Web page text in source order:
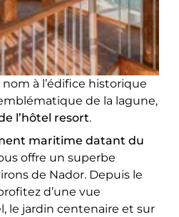
à l’édifice historique
de la lagune,
l’hôtel resort.
maritime datant du
offre un superbe
de Nador. Depuis le
d’une vue
le jardin centenaire et sur